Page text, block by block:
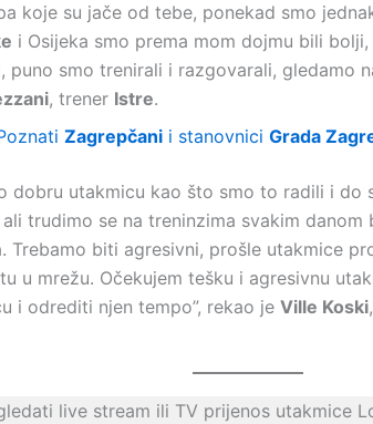
koje su jače od tebe, ponekad smo
i Osijeka smo prema mom dojmu bili
puno smo trenirali i razgovarali, gledamo
, trener Istre.
Zagrepčani i stanovnici Grada
dobru utakmicu kao što smo to radili i do
trudimo se na treninzima svakim
Trebamo biti agresivni, prošle utakmice
u mrežu. Očekujem tešku i agresivnu
i odrediti njen tempo”, rekao je Ville Koski
live stream ili TV prijenos utakmice